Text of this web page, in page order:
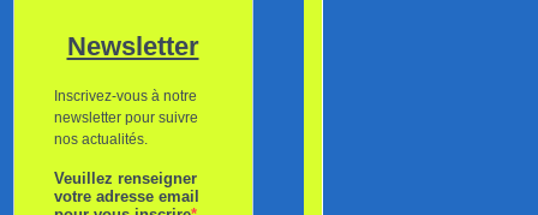
Newsletter
Inscrivez-vous à notre
newsletter pour suivre
nos actualités.
Veuillez renseigner
votre adresse email